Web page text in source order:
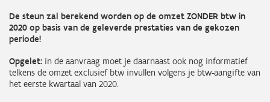
De steun zal berekend worden op de omzet ZONDER btw in
2020 op basis van de geleverde prestaties van de gekozen
periode!
Opgelet: in de aanvraag moet je daarnaast ook nog informatief
telkens de omzet exclusief btw invullen volgens je btw-aangifte van
het eerste kwartaal van 2020.